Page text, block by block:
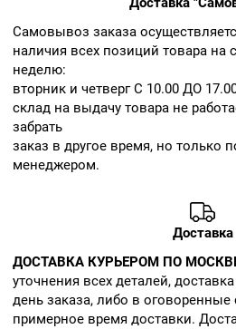
Cамовывоз заказа
наличия всех позиций товара на
неделю:
вторник и четверг С 10.00 ДО
склад на выдачу товара не
забрать
заказ в другое время, но только
менеджером.
Доставка
ДОСТАВКА КУРЬЕРОМ ПО
уточнения всех деталей,
день заказа, либо в оговоренные
примерное время доставки.